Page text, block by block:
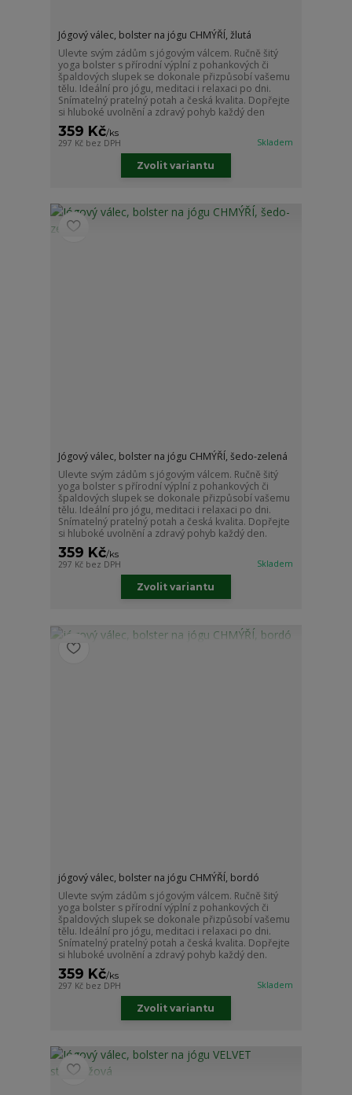
Jógový válec, bolster na jógu CHMÝŘÍ, žlutá
Ulevte svým zádům s jógovým válcem. Ručně šitý
yoga bolster s přírodní výplní z pohankových či
špaldových slupek se dokonale přizpůsobí vašemu
tělu. Ideální pro jógu, meditaci i relaxaci po dni.
Snímatelný pratelný potah a česká kvalita. Dopřejte
si hluboké uvolnění a zdravý pohyb každý den
359 Kč/ks
297 Kč bez DPH Skladem
Zvolit variantu
Jógový válec, bolster na jógu CHMÝŘÍ, šedo-zelená
Ulevte svým zádům s jógovým válcem. Ručně šitý
yoga bolster s přírodní výplní z pohankových či
špaldových slupek se dokonale přizpůsobí vašemu
tělu. Ideální pro jógu, meditaci i relaxaci po dni.
Snímatelný pratelný potah a česká kvalita. Dopřejte
si hluboké uvolnění a zdravý pohyb každý den.
359 Kč/ks
297 Kč bez DPH Skladem
Zvolit variantu
jógový válec, bolster na jógu CHMÝŘÍ, bordó
Ulevte svým zádům s jógovým válcem. Ručně šitý
yoga bolster s přírodní výplní z pohankových či
špaldových slupek se dokonale přizpůsobí vašemu
tělu. Ideální pro jógu, meditaci i relaxaci po dni.
Snímatelný pratelný potah a česká kvalita. Dopřejte
si hluboké uvolnění a zdravý pohyb každý den.
359 Kč/ks
297 Kč bez DPH Skladem
Zvolit variantu